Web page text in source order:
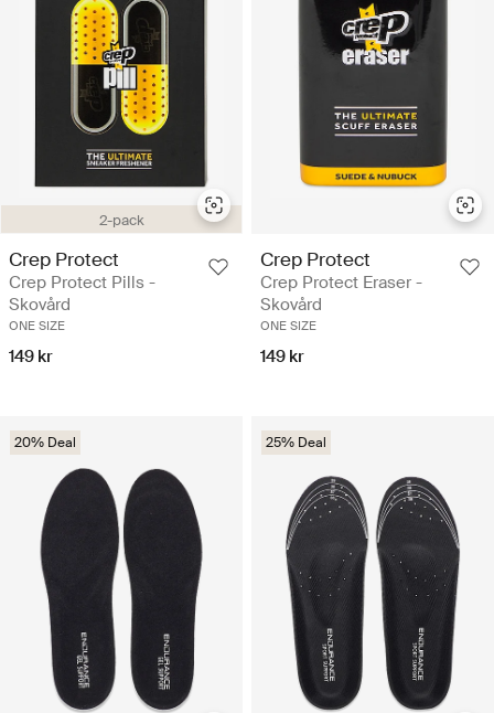
2-pack
Crep Protect
Crep Protect Pills -
Skovård
ONE SIZE
149 kr
Crep Protect
Crep Protect Eraser -
Skovård
ONE SIZE
149 kr
20% Deal 25% Deal